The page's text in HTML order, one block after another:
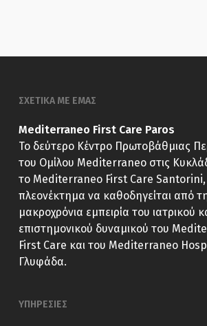
ΣΧΕΤΙΚΑ ΜΕ ΕΜΑΣ
Mediterraneo First Care Paros
Το δεύτερο Κέντρο Πρωτοβάθμιας
του Ομίλου Mediterraneo στις
το Mediterraneo First Care Santorini,
πλεονέκτημα να καθοδηγείται από
μακροχρόνια εμπειρία του ιατρικού
επιστημονικού δυναμικού του
First Care και του Mediterraneo
Γλυφάδα.
ΥΠΗΡΕΣΙΕΣ